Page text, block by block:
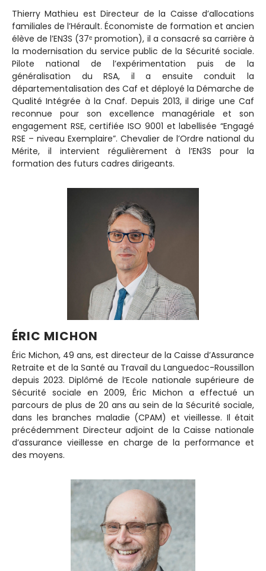
Thierry Mathieu est Directeur de la Caisse d’allocations
familiales de l’Hérault. Économiste de formation et ancien
élève de l’EN3S (37ᵉ promotion), il a consacré sa carrière à
la modernisation du service public de la Sécurité sociale.
Pilote national de l’expérimentation puis de la
généralisation du RSA, il a ensuite conduit la
départementalisation des Caf et déployé la Démarche de
Qualité Intégrée à la Cnaf. Depuis 2013, il dirige une Caf
reconnue pour son excellence managériale et son
engagement RSE, certifiée ISO 9001 et labellisée “Engagé
RSE – niveau Exemplaire”. Chevalier de l’Ordre national du
Mérite, il intervient régulièrement à l’EN3S pour la
formation des futurs cadres dirigeants.
ÉRIC MICHON
Éric Michon, 49 ans, est directeur de la Caisse d’Assurance
Retraite et de la Santé au Travail du Languedoc-Roussillon
depuis 2023. Diplômé de l’Ecole nationale supérieure de
Sécurité sociale en 2009, Éric Michon a effectué un
parcours de plus de 20 ans au sein de la Sécurité sociale,
dans les branches maladie (CPAM) et vieillesse. Il était
précédemment Directeur adjoint de la Caisse nationale
d’assurance vieillesse en charge de la performance et
des moyens.